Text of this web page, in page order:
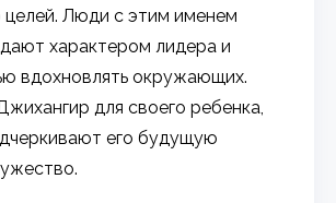
Люди с этим именем
характером лидера и
вдохновлять окружающих.
для своего ребенка,
его будущую